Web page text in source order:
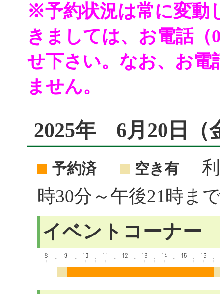
※予約状況は常に変動
きましては、お電話（
せ下さい。なお、お電
ません。
2025年 6月20日（
予約済 空き有
利
時30分～午後21時ま
イベントコーナー